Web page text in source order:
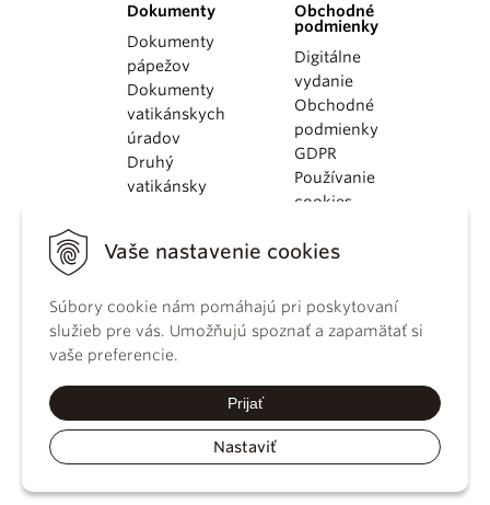
Vaše nastavenie cookies
Súbory cookie nám pomáhajú pri poskytovaní
služieb pre vás. Umožňujú spoznať a zapamätať si
vaše preferencie.
Prijať
Nastaviť
Dokumenty
Dokumenty
pápežov
Dokumenty
vatikánskych
úradov
Druhý
vatikánsky
KBS
kánonického
práva
Katechizmus
Obchodné
podmienky
Digitálne
vydanie
Obchodné
podmienky
GDPR
Používanie
cookies